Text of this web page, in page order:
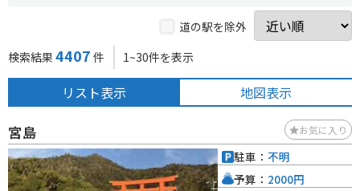
道の駅を除外
検索結果 4407 件 1~30件を表示
リスト表示 地図表示
宮島 お気に入り
駐車： 不明
予算： 2000円